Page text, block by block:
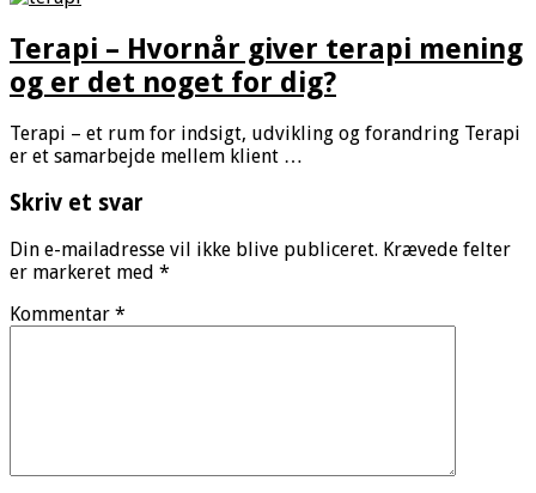
Terapi – Hvornår giver terapi mening
og er det noget for dig?
Terapi – et rum for indsigt, udvikling og forandring Terapi
er et samarbejde mellem klient …
Skriv et svar
Din e-mailadresse vil ikke blive publiceret. Krævede felter
er markeret med *
Kommentar *